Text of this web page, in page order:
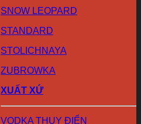
SNOW LEOPARD
STANDARD
STOLICHNAYA
ZUBROWKA
XUẤT XỨ
VODKA THỤY ĐIỂN